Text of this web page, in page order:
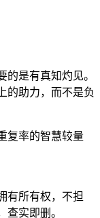
是有真知灼见。
的助力，而不是负
复率的智慧较量
有所有权，不担
查实即删。